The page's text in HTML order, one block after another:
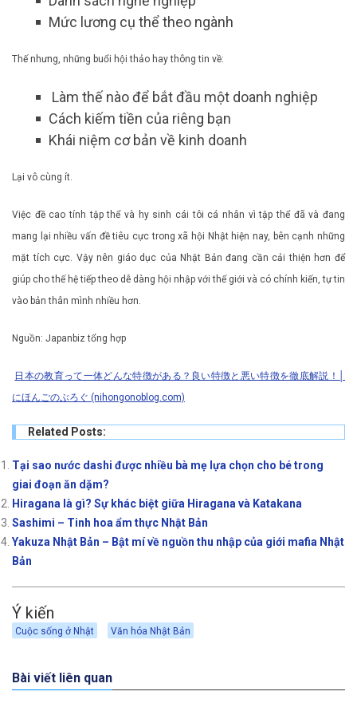
Mức lương cụ thể theo ngành
Thế nhưng, những buổi hội thảo hay thông tin về:
Làm thế nào để bắt đầu một doanh nghiệp
Cách kiếm tiền của riêng bạn
Khái niệm cơ bản về kinh doanh
Lại vô cùng ít.
Việc đề cao tính tập thể và hy sinh cái tôi cá nhân vì tập thể đã và đang
mang lại nhiều vấn đề tiêu cực trong xã hội Nhật hiện nay, bên cạnh những
mặt tích cực. Vậy nên giáo dục của Nhật Bản đang cần cải thiện hơn để
giúp cho thế hệ tiếp theo dễ dàng hội nhập với thế giới và có chính kiến, tự tin
vào bản thân mình nhiều hơn.
Nguồn: Japanbiz tổng hợp
日本の教育って一体どんな特徴がある？良い特徴と悪い特徴を徹底解説！│
にほんごのぶろぐ (nihongonoblog.com)
Related Posts:
Tại sao nước dashi được nhiều bà mẹ lựa chọn cho bé trong
giai đoạn ăn dặm?
Hiragana là gì? Sự khác biệt giữa Hiragana và Katakana
Sashimi – Tinh hoa ẩm thực Nhật Bản
Yakuza Nhật Bản – Bật mí về nguồn thu nhập của giới mafia Nhật
Bản
Ý kiến
Cuộc sống ở Nhật Văn hóa Nhật Bản
Bài viết liên quan